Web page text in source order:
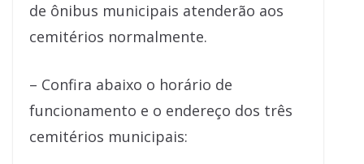
de ônibus municipais atenderão aos
cemitérios normalmente.
– Confira abaixo o horário de
funcionamento e o endereço dos três
cemitérios municipais: